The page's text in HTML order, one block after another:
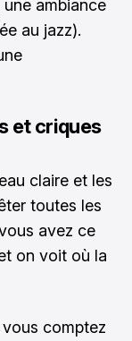
ambiance
au jazz).
et criques
claire et les
toutes les
avez ce
on voit où la
vous comptez